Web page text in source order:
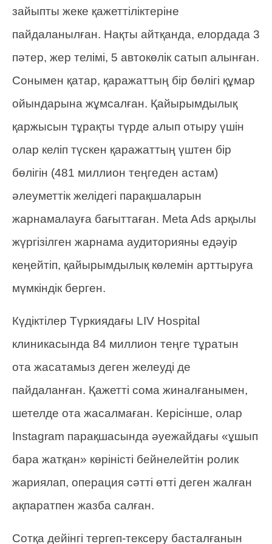
зайыпты жеке қажеттіліктеріне
пайдаланылған. Нақты айтқанда, елордада 3
пәтер, жер телімі, 5 автокөлік сатып алынған.
Сонымен қатар, қаражаттың бір бөлігі құмар
ойындарына жұмсалған. Қайырымдылық
қаржысын тұрақты түрде алып отыру үшін
олар келіп түскен қаражаттың үштен бір
бөлігін (481 миллион теңгеден астам)
әлеуметтік желідегі парақшаларын
жарнамалауға бағыттаған. Meta Ads арқылы
жүргізілген жарнама аудиторияны едәуір
кеңейтіп, қайырымдылық көлемін арттыруға
мүмкіндік берген.
Күдіктілер Түркиядағы LIV Hospital
клиникасында 84 миллион теңге тұратын
ота жасатамыз деген желеуді де
пайдаланған. Қажетті сома жиналғанымен,
шетелде ота жасалмаған. Керісінше, олар
Instagram парақшасында әуежайдағы «ұшып
бара жатқан» көріністі бейнелейтін ролик
жариялап, операция сәтті өтті деген жалған
ақпаратпен жазба салған.
Сотқа дейінгі тергеп-тексеру басталғанын